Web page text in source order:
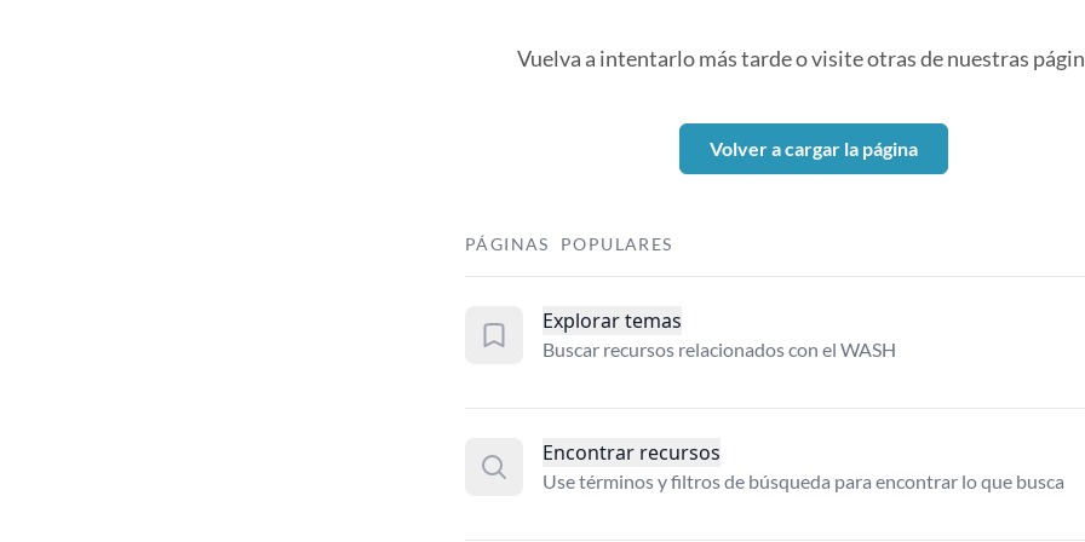
Vuelva a intentarlo más tarde o visite otras de nuestras
Volver a cargar la página
PÁGINAS POPULARES
Explorar temas
Buscar recursos relacionados con el WASH
Encontrar recursos
Use términos y filtros de búsqueda para encontrar lo que busca